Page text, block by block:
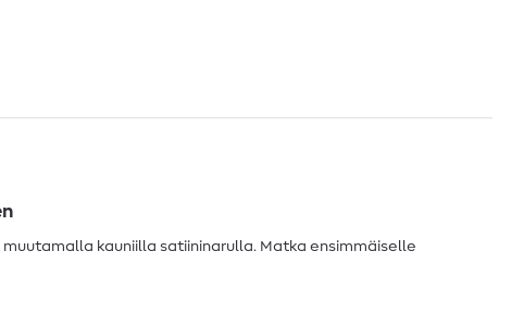
muutamalla kauniilla satiininarulla. Matka ensimmäiselle